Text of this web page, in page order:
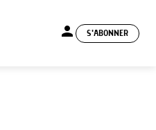
person S'ABONNER